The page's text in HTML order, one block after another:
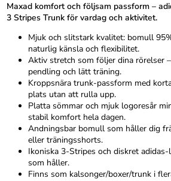
Maxad komfort och följsam passform –
3 Stripes Trunk för vardag och aktivitet.
Mjuk och slitstark kvalitet: bomull
naturlig känsla och flexibilitet.
Aktiv stretch som följer dina rörelser
pendling och lätt träning.
Kroppsnära trunk-passform med
plats utan att rulla upp.
Platta sömmar och mjuk logoresår
stabil komfort hela dagen.
Andningsbar bomull som håller dig
eller träningsshorts.
Ikoniska 3-Stripes och diskret
som håller.
Finns som kalsonger/boxer/trunk i